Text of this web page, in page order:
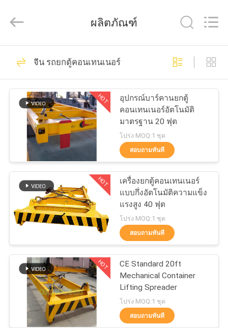
บ้าน
สินค้า
วิดีโอ
รายการ
เกี่ยว
กับ
เรา
INTERNATIONAL
GROUP
All
Reserved.
เครนคว้าถัง
38
ถังคว้าเครื่องจักรกล
49
หอยคว้าถัง
ผลิตภัณฑ์
จีน รถยกตู้คอนเทนเนอร์
HOT
อุปกรณ์บาร์คานยกตู้
คอนเทนเนอร์อัตโนมัติ
มาตรฐาน 20 ฟุต
โปร่ง MOQ:1 ชุด
สอบถามทันที
HOT
เครื่องยกตู้คอนเทนเนอร์
แบบกึ่งอัตโนมัติความแข็ง
แรงสูง 40 ฟุต
โปร่ง MOQ:1 ชุด
สอบถามทันที
HOT
CE Standard 20ft
Mechanical Container
Lifting Spreader
โปร่ง MOQ:1 ชุด
สอบถามทันที